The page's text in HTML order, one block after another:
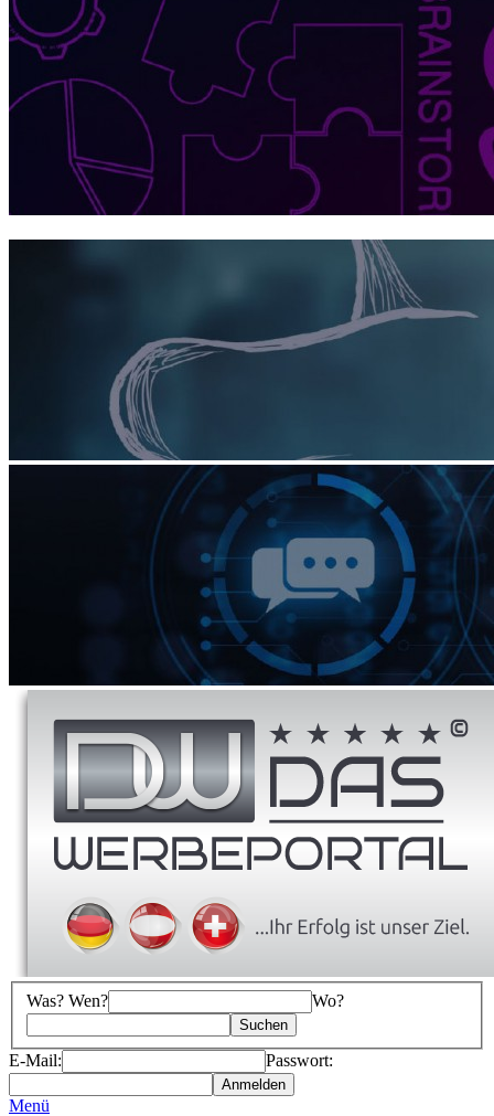
Was? Wen? Wo?
E-Mail: Passwort:
Menü